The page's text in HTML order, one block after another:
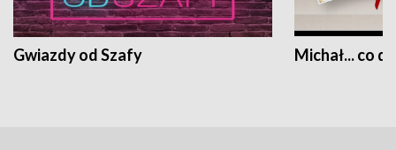
Gwiazdy od Szafy Michał... co